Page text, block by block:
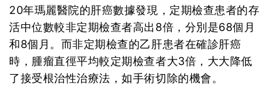
20年瑪麗醫院的肝癌數據發現，定期檢查患者的存
活中位數較非定期檢查者高出8倍，分別是68個月
和8個月。而非定期檢查的乙肝患者在確診肝癌
時，腫瘤直徑平均較定期檢查者大3倍，大大降低
了接受根治性治療法，如手術切除的機會。